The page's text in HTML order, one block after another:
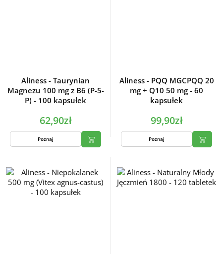
Aliness - Taurynian
Magnezu 100 mg z B6 (P-5-
P) - 100 kapsułek
62,90zł
Poznaj
Aliness - PQQ MGCPQQ 20
mg + Q10 50 mg - 60
kapsułek
99,90zł
Poznaj